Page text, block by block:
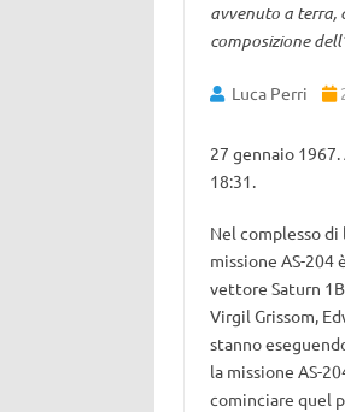
avvenuto a terra,
composizione
Luca Perri
27 gennaio 1967.
18:31.
Nel complesso di
missione AS-204
vettore Saturn
Virgil Grissom,
stanno
la missione AS-
cominciare quel